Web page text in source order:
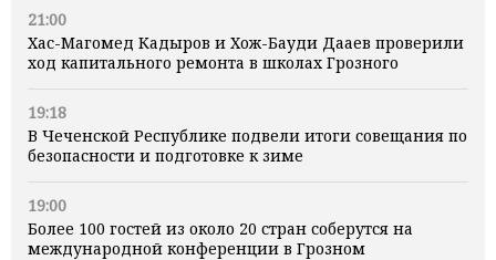
21:00
Хас-Магомед Кадыров и Хож-Бауди Дааев проверили
ход капитального ремонта в школах Грозного
19:18
В Чеченской Республике подвели итоги совещания по
безопасности и подготовке к зиме
19:00
Более 100 гостей из около 20 стран соберутся на
международной конференции в Грозном